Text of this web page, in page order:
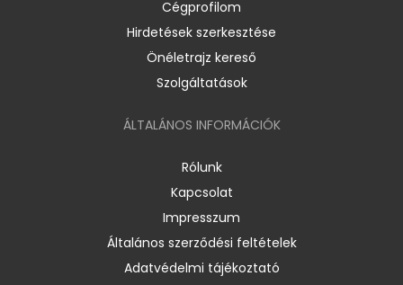
Cégprofilom
Hirdetések szerkesztése
Önéletrajz kereső
Szolgáltatások
ÁLTALÁNOS INFORMÁCIÓK
Rólunk
Kapcsolat
Impresszum
Általános szerződési feltételek
Adatvédelmi tájékoztató